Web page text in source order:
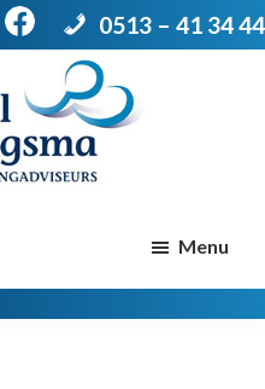
0513 – 41 34 44
Menu